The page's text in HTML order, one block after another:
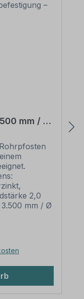
mm / Ø
2,0
mm / Ø
sicheren
50 cm